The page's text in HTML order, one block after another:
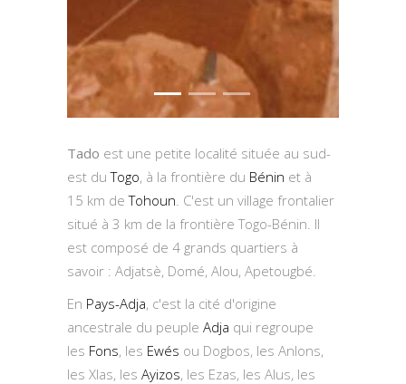
Tado est une petite localité située au sud-
est duTogo, à la frontière du Bénin et à
15 km deTohoun. C'est un village frontalier
situé à 3 km de la frontière Togo-Bénin. Il
est composé de 4 grands quartiers à
savoir : Adjatsè, Domé, Alou, Apetougbé.
En Pays-Adja, c'est la cité d'origine
ancestrale du peuple Adja qui regroupe
les Fons, les Ewés ou Dogbos, les Anlons,
les Xlas, les Ayizos, les Ezas, les Alus, les